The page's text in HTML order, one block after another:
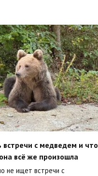
встречи с медведем и что
всё же произошла
не ищет встречи с